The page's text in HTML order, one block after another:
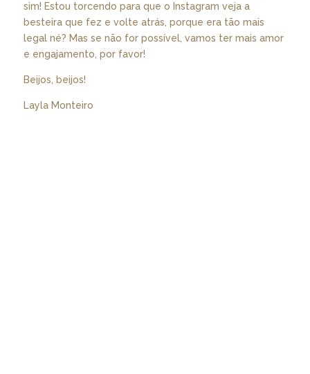
sim! Estou torcendo para que o Instagram veja a
besteira que fez e volte atrás, porque era tão mais
legal né? Mas se não for possível, vamos ter mais amor
e engajamento, por favor!
Beijos, beijos!
Layla Monteiro